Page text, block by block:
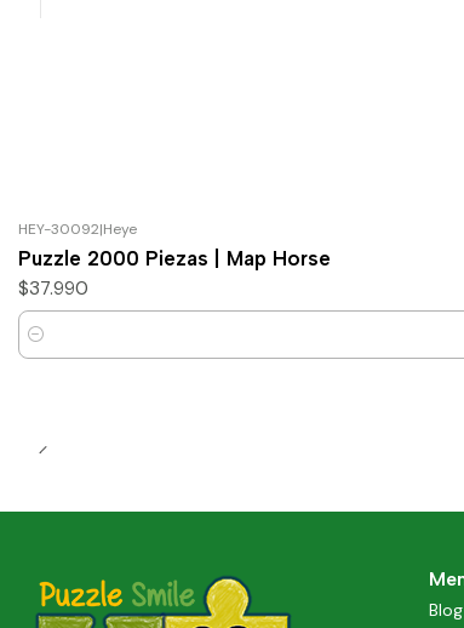
HEY-30092|Heye
Puzzle 2000 Piezas | Map Horse
$37.990
Cantidad
Blog